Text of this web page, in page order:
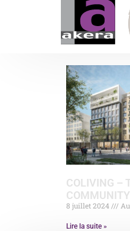
COLIVING –
COMMUNITY
8 juillet 2024
Lire la suite »